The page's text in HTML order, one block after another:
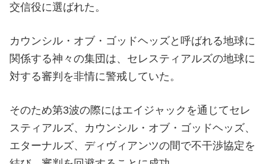
交信役に選ばれた。
カウンシル・オブ・ゴッドヘッズと呼ばれる地球に
関係する神々の集団は、セレスティアルズの地球に
対する審判を非情に警戒していた。
そのため第3波の際にはエイジャックを通じてセレ
スティアルズ、カウンシル・オブ・ゴッドヘッズ、
エターナルズ、ディヴィアンツの間で不干渉協定を